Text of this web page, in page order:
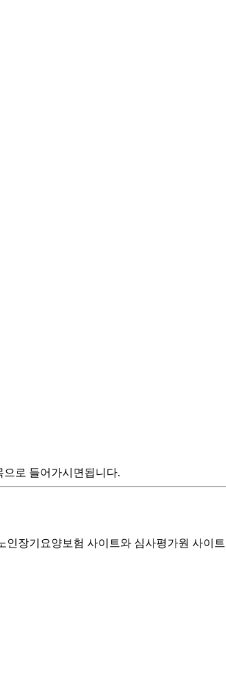
으로 들어가시면됩니다.
장기요양보험 사이트와 심사평가원 사이